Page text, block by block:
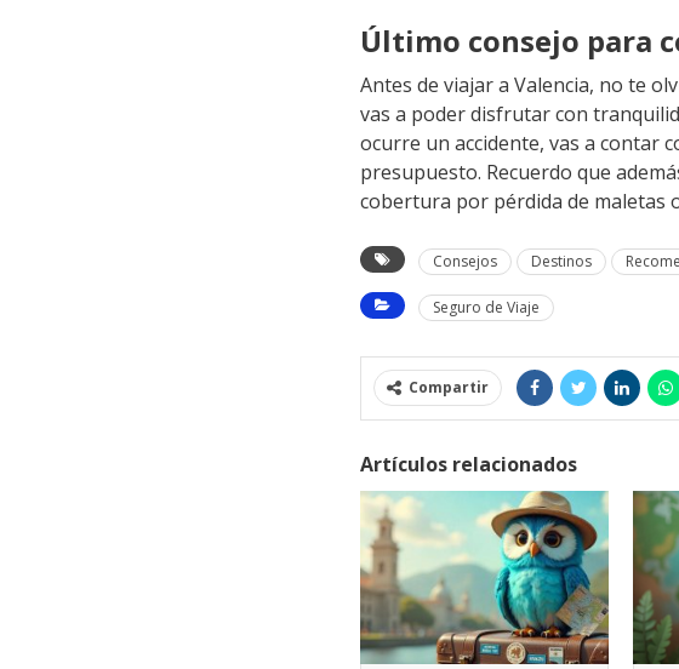
Último consejo para
Antes de viajar a Valencia, no te
vas a poder disfrutar con
ocurre un accidente, vas a contar
presupuesto. Recuerdo que
cobertura por pérdida de maletas
Consejos Destinos
Seguro de Viaje
Compartir
Artículos relacionados